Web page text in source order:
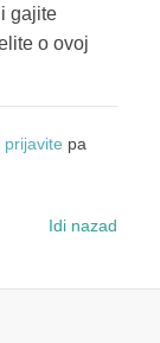
gajite
o ovoj
prijavite pa
Idi nazad